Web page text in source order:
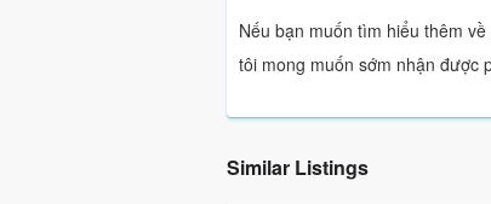
Nếu bạn muốn tìm hiểu thêm
tôi mong muốn sớm nhận được
Similar Listings